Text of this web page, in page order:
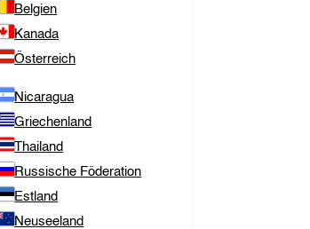
Belgien
Kanada
Österreich
Nicaragua
Griechenland
Thailand
Russische Föderation
Estland
Neuseeland